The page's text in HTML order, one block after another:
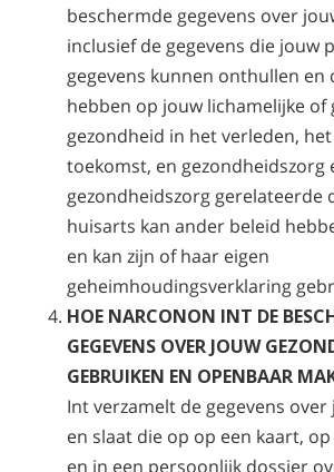
beschermde gegevens over
inclusief de gegevens die jouw
gegevens kunnen onthullen en
hebben op jouw lichamelijke of
gezondheid in het verleden,
toekomst, en gezondheidszorg
gezondheidszorg gerelateerde
huisarts kan ander beleid
en kan zijn of haar eigen
geheimhoudingsverklaring
HOE NARCONON INT DE
GEGEVENS OVER JOUW
GEBRUIKEN EN OPENBAAR
Int verzamelt de gegevens
en slaat die op op een kaart,
en in een persoonlijk dossier